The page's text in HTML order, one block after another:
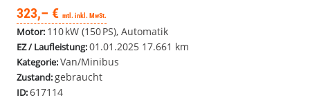
323,– € mtl. inkl. MwSt.
Motor: 110 kW (150 PS), Automatik
EZ / Laufleistung:01.01.2025 17.661 km
Kategorie:Van/Minibus
Zustand:gebraucht
ID:617114